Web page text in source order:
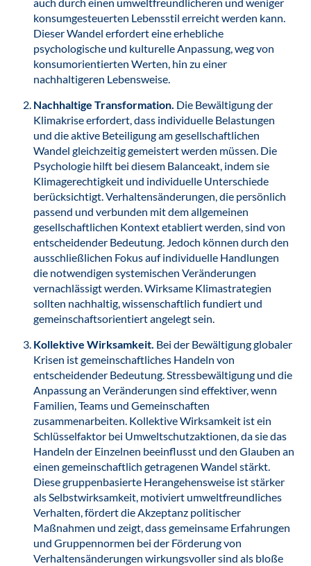
konsumgesteuerten Lebensstil erreicht werden kann.
Dieser Wandel erfordert eine erhebliche
psychologische und kulturelle Anpassung, weg von
konsumorientierten Werten, hin zu einer
nachhaltigeren Lebensweise.
Nachhaltige Transformation. Die Bewältigung der
Klimakrise erfordert, dass individuelle Belastungen
und die aktive Beteiligung am gesellschaftlichen
Wandel gleichzeitig gemeistert werden müssen. Die
Psychologie hilft bei diesem Balanceakt, indem sie
Klimagerechtigkeit und individuelle Unterschiede
berücksichtigt. Verhaltensänderungen, die persönlich
passend und verbunden mit dem allgemeinen
gesellschaftlichen Kontext etabliert werden, sind von
entscheidender Bedeutung. Jedoch können durch den
ausschließlichen Fokus auf individuelle Handlungen
die notwendigen systemischen Veränderungen
vernachlässigt werden. Wirksame Klimastrategien
sollten nachhaltig, wissenschaftlich fundiert und
gemeinschaftsorientiert angelegt sein.
Kollektive Wirksamkeit. Bei der Bewältigung globaler
Krisen ist gemeinschaftliches Handeln von
entscheidender Bedeutung. Stressbewältigung und die
Anpassung an Veränderungen sind effektiver, wenn
Familien, Teams und Gemeinschaften
zusammenarbeiten. Kollektive Wirksamkeit ist ein
Schlüsselfaktor bei Umweltschutzaktionen, da sie das
Handeln der Einzelnen beeinflusst und den Glauben an
einen gemeinschaftlich getragenen Wandel stärkt.
Diese gruppenbasierte Herangehensweise ist stärker
als Selbstwirksamkeit, motiviert umweltfreundliches
Verhalten, fördert die Akzeptanz politischer
Maßnahmen und zeigt, dass gemeinsame Erfahrungen
und Gruppennormen bei der Förderung von
Verhaltensänderungen wirkungsvoller sind als bloße